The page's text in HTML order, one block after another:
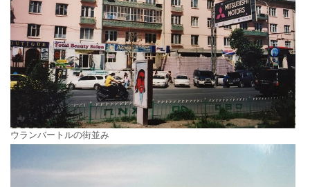
ウランバートルの街並み